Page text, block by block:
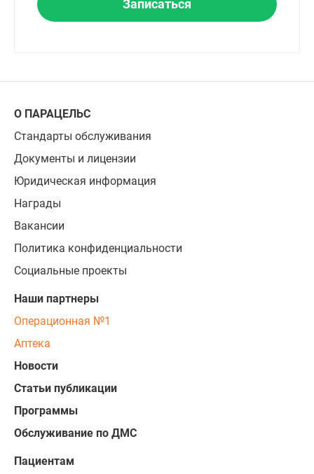
Записаться
О ПАРАЦЕЛЬС
Стандарты обслуживания
Документы и лицензии
Юридическая информация
Награды
Вакансии
Политика конфиденциальности
Социальные проекты
Наши партнеры
Операционная №1
Аптека
Новости
Статьи публикации
Программы
Обслуживание по ДМС
Пациентам